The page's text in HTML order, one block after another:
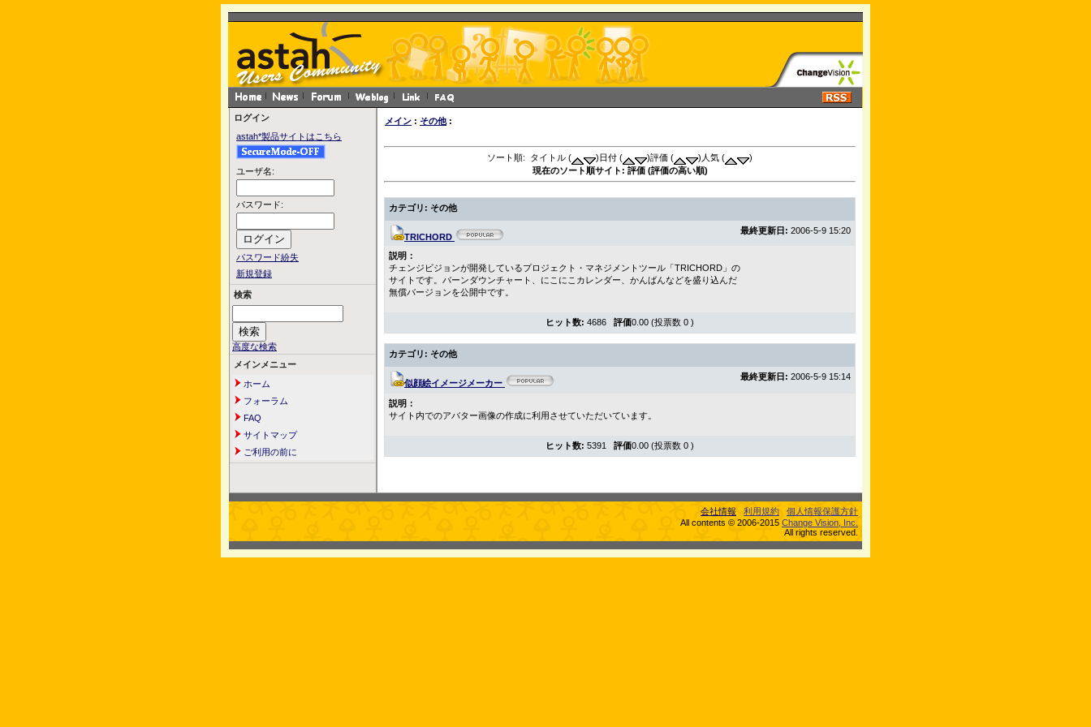
ログイン
astah*製品サイトはこちら
ユーザ名:
パスワード:
パスワード紛失
新規登録
検索
高度な検索
メインメニュー
ホーム
フォーラム
FAQ
サイトマップ
ご利用の前に
メイン : その他:
ソート順: タイトル ( )日付 ( )評価 ( )人気 (
)
現在のソート順サイト: 評価 (評価の高い順)
カテゴリ: その他
TRICHORD
最終更新日: 2006-5-9 15:20
説明：
チェンジビジョンが開発しているプロジェクト・マネジメントツール「TRICHORD」の
サイトです。バーンダウンチャート、にこにこカレンダー、かんばんなどを盛り込んだ
無償バージョンを公開中です。
ヒット数: 4686 評価0.00 (投票数 0 )
カテゴリ: その他
似顔絵イメージメーカー
最終更新日: 2006-5-9 15:14
説明：
サイト内でのアバター画像の作成に利用させていただいています。
ヒット数: 5391 評価0.00 (投票数 0 )
会社情報 利用規約
個人情報保護方針
All contents © 2006-2015 Change Vision, Inc.
All rights reserved.